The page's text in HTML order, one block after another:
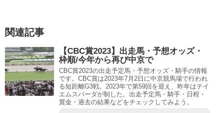
関連記事
【CBC賞2023】出走馬・予想オッズ・
枠順/今年から再び中京で
CBC賞2023の出走予定馬・予想オッズ・騎手の情報
です。CBC賞は2023年7月2日に中京競馬場で行われ
る短距離G3戦。2023年で第59回を迎え、昨年はテイ
エムスパーダが制した。出走予定馬・騎手・日程・
賞金・過去の結果などをチェックしてみよう。